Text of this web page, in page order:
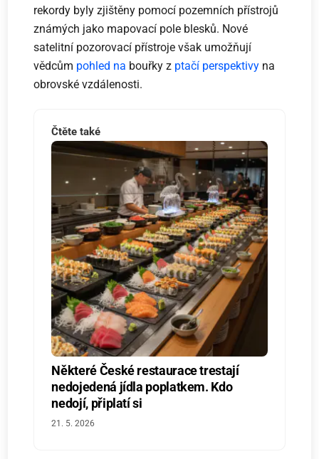
rekordy byly zjištěny pomocí pozemních přístrojů
známých jako mapovací pole blesků. Nové
satelitní pozorovací přístroje však umožňují
vědcům pohled na bouřky z ptačí perspektivy na
obrovské vzdálenosti.
Čtěte také
Některé České restaurace trestají
nedojedená jídla poplatkem. Kdo
nedojí, připlatí si
21. 5. 2026